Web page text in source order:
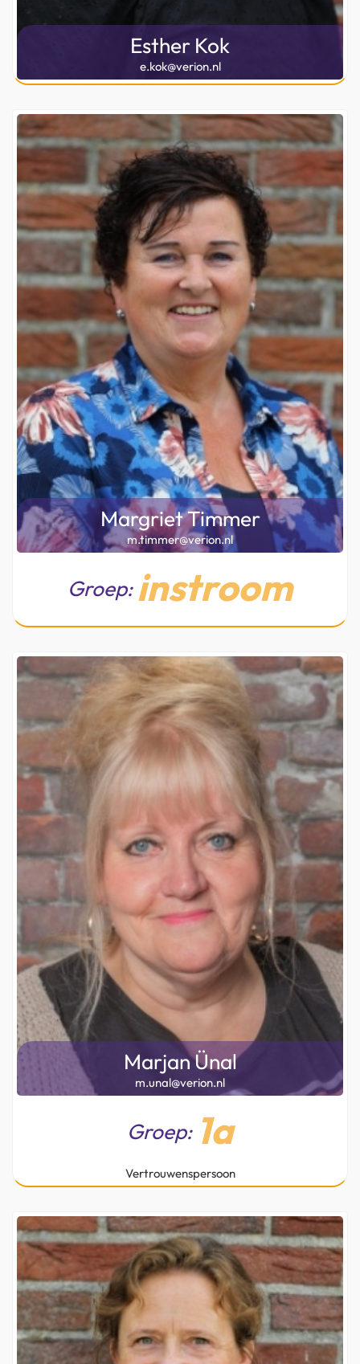
Esther Kok
e.kok@verion.nl
Margriet Timmer
m.timmer@verion.nl
Groep:instroom
Marjan Ünal
m.unal@verion.nl
Groep: 1a
Vertrouwenspersoon